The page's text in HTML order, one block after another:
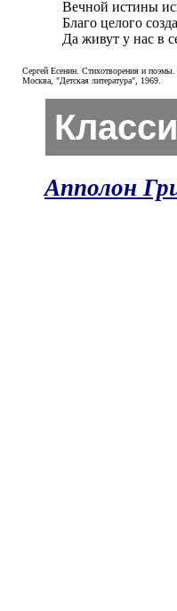
Вечной истины
Благо целого
Да живут у нас в
Сергей Есенин. Стихотворения и поэмы.
Москва, "Детская литература", 1969.
Апполон